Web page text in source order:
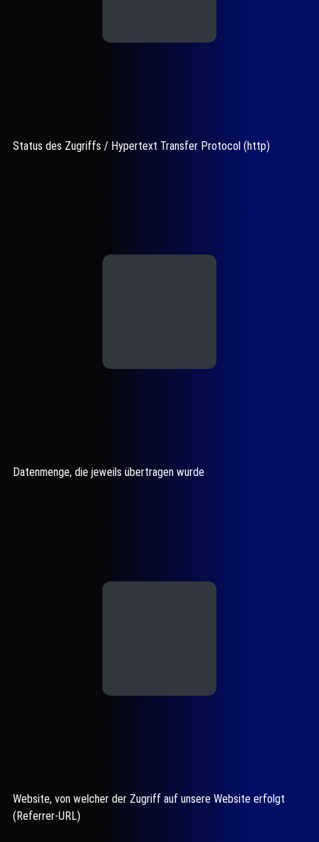
Status des Zugriffs / Hypertext Transfer Protocol (http)
Datenmenge, die jeweils übertragen wurde
Website, von welcher der Zugriff auf unsere Website erfolgt
(Referrer-URL)